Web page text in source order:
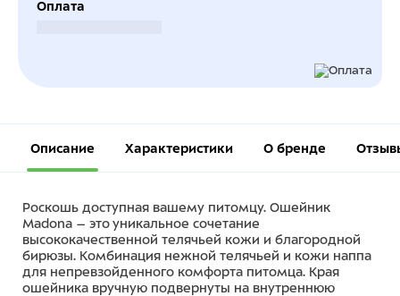
Оплата
Описание Характеристики О бренде
Роскошь доступная вашему питомцу. Ошейник
Madona – это уникальное сочетание
высококачественной телячьей кожи и благородной
бирюзы. Комбинация нежной телячьей и кожи наппа
для непревзойденного комфорта питомца. Края
ошейника вручную подвернуты на внутреннюю